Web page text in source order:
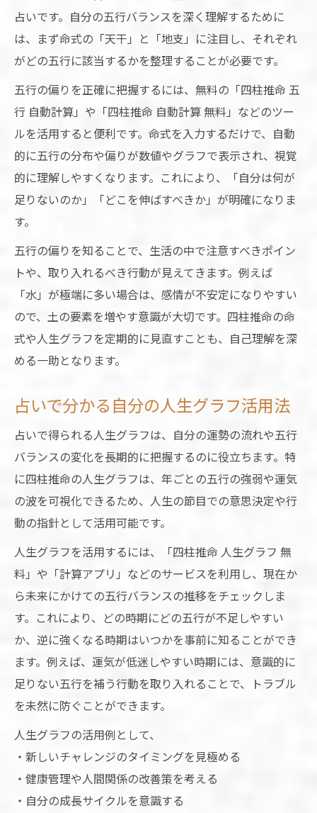
占いです。自分の五行バランスを深く理解するために
は、まず命式の「天干」と「地支」に注目し、それぞれ
がどの五行に該当するかを整理することが必要です。
五行の偏りを正確に把握するには、無料の「四柱推命 五
行 自動計算」や「四柱推命 自動計算 無料」などのツー
ルを活用すると便利です。命式を入力するだけで、自動
的に五行の分布や偏りが数値やグラフで表示され、視覚
的に理解しやすくなります。これにより、「自分は何が
足りないのか」「どこを伸ばすべきか」が明確になりま
す。
五行の偏りを知ることで、生活の中で注意すべきポイン
トや、取り入れるべき行動が見えてきます。例えば
「水」が極端に多い場合は、感情が不安定になりやすい
ので、土の要素を増やす意識が大切です。四柱推命の命
式や人生グラフを定期的に見直すことも、自己理解を深
める一助となります。
占いで分かる自分の人生グラフ活用法
占いで得られる人生グラフは、自分の運勢の流れや五行
バランスの変化を長期的に把握するのに役立ちます。特
に四柱推命の人生グラフは、年ごとの五行の強弱や運気
の波を可視化できるため、人生の節目での意思決定や行
動の指針として活用可能です。
人生グラフを活用するには、「四柱推命 人生グラフ 無
料」や「計算アプリ」などのサービスを利用し、現在か
ら未来にかけての五行バランスの推移をチェックしま
す。これにより、どの時期にどの五行が不足しやすい
か、逆に強くなる時期はいつかを事前に知ることができ
ます。例えば、運気が低迷しやすい時期には、意識的に
足りない五行を補う行動を取り入れることで、トラブル
を未然に防ぐことができます。
人生グラフの活用例として、
・新しいチャレンジのタイミングを見極める
・健康管理や人間関係の改善策を考える
・自分の成長サイクルを意識する